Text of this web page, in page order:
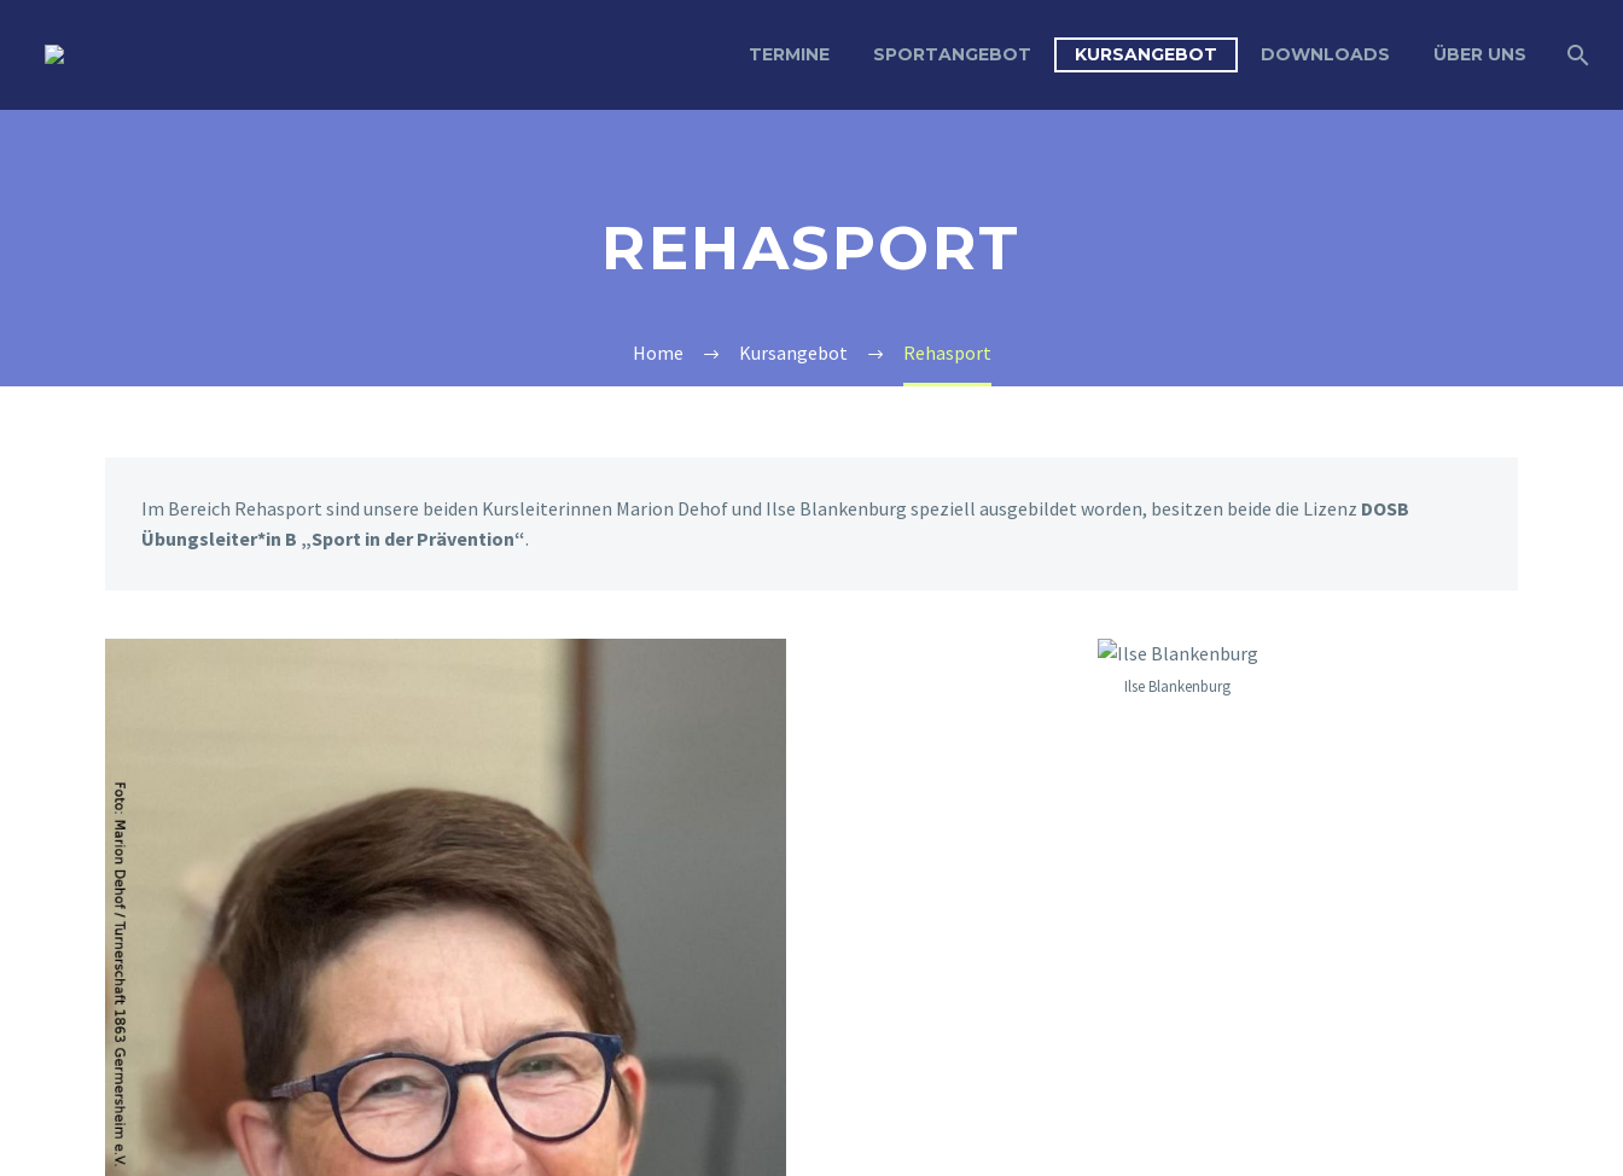
TERMINE SPORTANGEBOT KURSANGEBOT DOWNLOADS ÜBER UNS
REHASPORT
Home Kursangebot Rehasport
Im Bereich Rehasport sind unsere beiden Kursleiterinnen Marion Dehof und Ilse Blankenburg speziell ausgebildet worden, besitzen beide die Lizenz DOSB
Übungsleiter*in B „Sport in der Prävention“.
Ilse Blankenburg